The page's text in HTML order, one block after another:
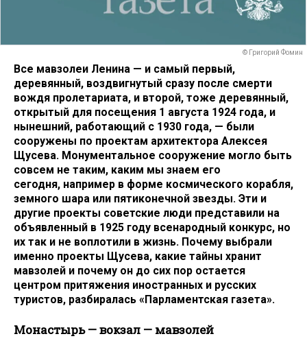
© Григорий Фомин
Все мавзолеи Ленина — и самый первый,
деревянный, воздвигнутый сразу после смерти
вождя пролетариата, и второй, тоже деревянный,
открытый для посещения 1 августа 1924 года, и
нынешний, работающий с 1930 года, — были
сооружены по проектам архитектора Алексея
Щусева. Монументальное сооружение могло быть
совсем не таким, каким мы знаем его
сегодня, например в форме космического корабля,
земного шара или пятиконечной звезды. Эти и
другие проекты советские люди представили на
объявленный в 1925 году всенародный конкурс, но
их так и не воплотили в жизнь. Почему выбрали
именно проекты Щусева, какие тайны хранит
мавзолей и почему он до сих пор остается
центром притяжения иностранных и русских
туристов, разбиралась «Парламентская газета».
Монастырь — вокзал — мавзолей